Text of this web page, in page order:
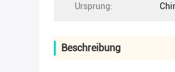
Ursprung:
Beschreibung